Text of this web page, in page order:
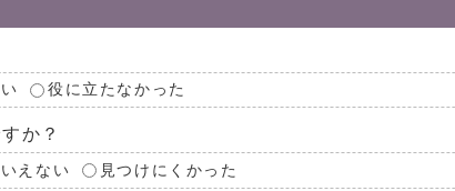
役に立たなかった
か？
えない 見つけにくかった